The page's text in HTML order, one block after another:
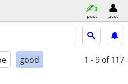
post acct
good 1 - 9 of 117